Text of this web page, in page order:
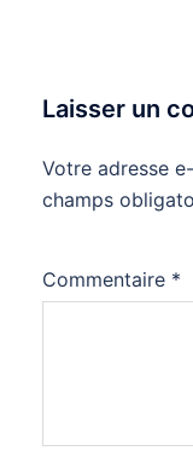
Laisser un
Votre adresse
champs
Commentaire *